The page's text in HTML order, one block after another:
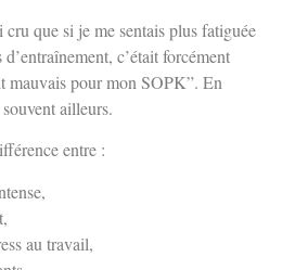
cru que si je me sentais plus fatiguée
c’était forcément
mauvais pour mon SOPK”. En
ailleurs.
entre :
au travail,